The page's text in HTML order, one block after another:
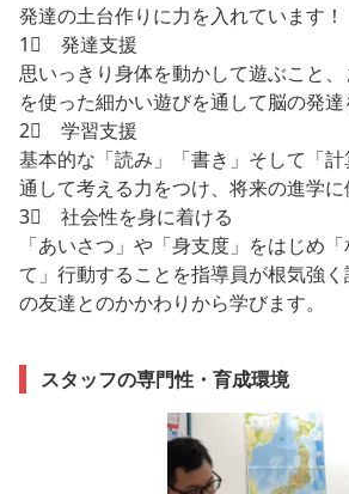
発達の土台作りに力を入れています！
1⃣ 発達支援
思いっきり身体を動かして遊ぶこと
を使った細かい遊びを通して脳の発達
2⃣ 学習支援
基本的な「読み」「書き」そして「
通して考える力をつけ、将来の進学に
3⃣ 社会性を身に着ける
「あいさつ」や「身支度」をはじめ
て」行動することを指導員が根気強
の友達とのかかわりから学びます。
スタッフの専門性・育成環境